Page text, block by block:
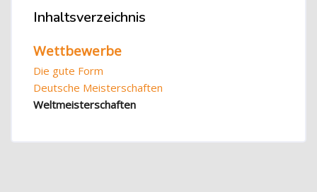
Inhaltsverzeichnis überspringen
Inhaltsverzeichnis
Wettbewerbe
Die gute Form
Deutsche Meisterschaften
Weltmeisterschaften